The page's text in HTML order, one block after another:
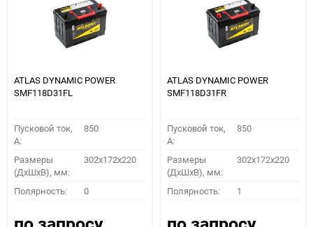
ATLAS DYNAMIC POWER
SMF118D31FL
Пусковой ток,
A:
850
Размеры
(ДхШхВ), мм:
302x172x220
Полярность: 0
ATLAS DYNAMIC POWER
SMF118D31FR
Пусковой ток,
A:
850
Размеры
(ДхШхВ), мм:
302x172x220
Полярность: 1